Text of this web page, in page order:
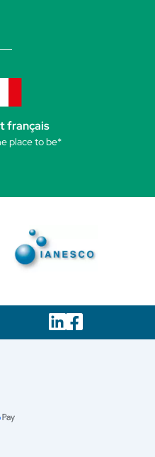
français
place to be*